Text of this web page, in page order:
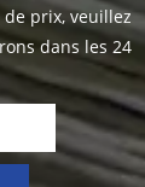
prix, veuillez
dans les 24